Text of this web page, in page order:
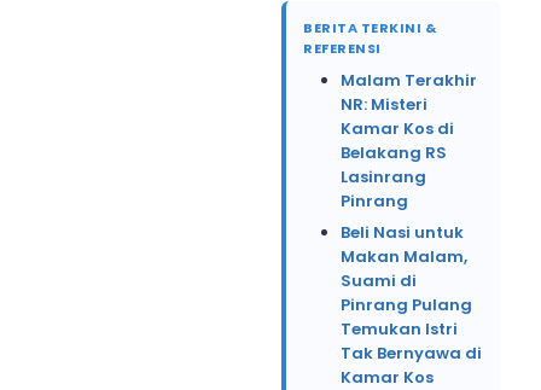
BERITA TERKINI &
REFERENSI
Malam Terakhir
NR: Misteri
Kamar Kos di
Belakang RS
Lasinrang
Pinrang
Beli Nasi untuk
Makan Malam,
Suami di
Pinrang Pulang
Temukan Istri
Tak Bernyawa di
Kamar Kos